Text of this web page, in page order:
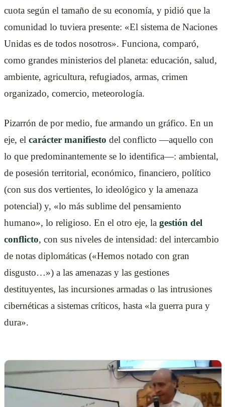
cuota según el tamaño de su economía, y pidió que la
comunidad lo tuviera presente: «El sistema de Naciones
Unidas es de todos nosotros». Funciona, comparó,
como grandes ministerios del planeta: educación, salud,
ambiente, agricultura, refugiados, armas, crimen
organizado, comercio, meteorología.
Pizarrón de por medio, fue armando un gráfico. En un
eje, el carácter manifiesto del conflicto —aquello con
lo que predominantemente se lo identifica—: ambiental,
de posesión territorial, económico, financiero, político
(con sus dos vertientes, lo ideológico y la amenaza
potencial) y, «lo más sublime del pensamiento
humano», lo religioso. En el otro eje, la gestión del
conflicto, con sus niveles de intensidad: del intercambio
de notas diplomáticas («Hemos notado con gran
disgusto…») a las amenazas y las gestiones
destituyentes, las incursiones armadas o las intrusiones
cibernéticas a sistemas críticos, hasta «la guerra pura y
dura».